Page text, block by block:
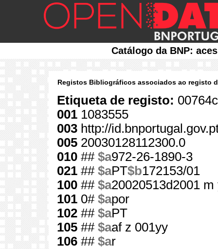
Catálogo da BNP:
Registos Bibliográficos associados ao registo
Etiqueta de registo:
001 1083555
003 http://
005 20030128112300.0
010 ## $a972-26-1890-3
021 ## $aPT$b172153/01
100 ## $a20020513d2001
101 0# $apor
102 ## $aPT
105 ## $aaf z 001yy
106 ## $ar